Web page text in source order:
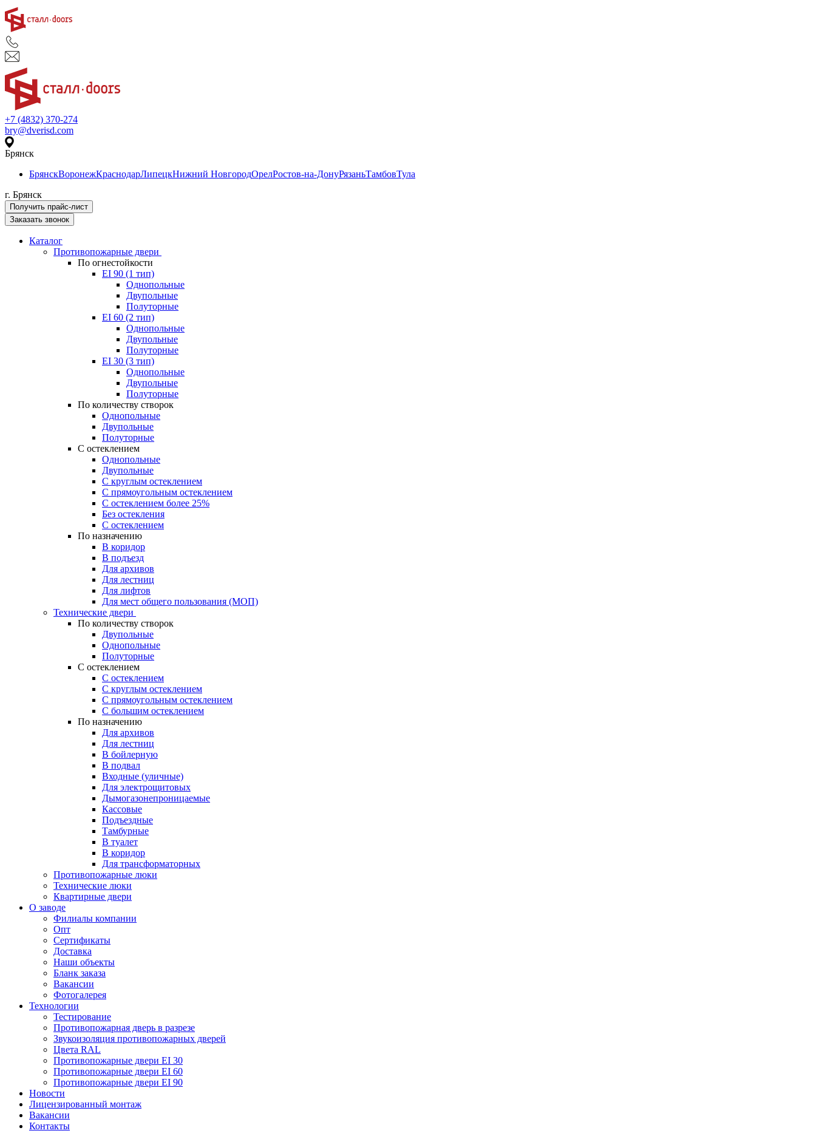
+7 (4832) 370-274
bry@dverisd.com
Брянск
БрянскВоронежКраснодарЛипецкНижний НовгородОрелРостов-на-ДонуРязаньТамбовТула
г. Брянск
Получить прайс-лист
Заказать звонок
Каталог
Противопожарные двери
По огнестойкости
EI 90 (1 тип)
Однопольные
Двупольные
Полуторные
EI 60 (2 тип)
Однопольные
Двупольные
Полуторные
EI 30 (3 тип)
Однопольные
Двупольные
Полуторные
По количеству створок
Однопольные
Двупольные
Полуторные
С остеклением
Однопольные
Двупольные
С круглым остеклением
С прямоугольным остеклением
С остеклением более 25%
Без остекления
С остеклением
По назначению
В коридор
В подъезд
Для архивов
Для лестниц
Для лифтов
Для мест общего пользования (МОП)
Технические двери
По количеству створок
Двупольные
Однопольные
Полуторные
С остеклением
С остеклением
С круглым остеклением
С прямоугольным остеклением
С большим остеклением
По назначению
Для архивов
Для лестниц
В бойлерную
В подвал
Входные (уличные)
Для электрощитовых
Дымогазонепроницаемые
Кассовые
Подъездные
Тамбурные
В туалет
В коридор
Для трансформаторных
Противопожарные люки
Технические люки
Квартирные двери
О заводе
Филиалы компании
Опт
Сертификаты
Доставка
Наши объекты
Бланк заказа
Вакансии
Фотогалерея
Технологии
Тестирование
Противопожарная дверь в разрезе
Звукоизоляция противопожарных дверей
Цвета RAL
Противопожарные двери EI 30
Противопожарные двери EI 60
Противопожарные двери EI 90
Новости
Лицензированный монтаж
Вакансии
Контакты